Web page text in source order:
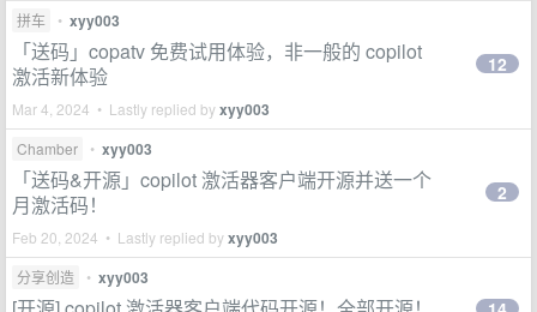
拼车 • xyy003
「送码」copatv 免费试用体验，非一般的 copilot
激活新体验
Mar 4, 2024 • Lastly replied byxyy003
12
Chamber • xyy003
「送码&开源」copilot 激活器客户端开源并送一个
月激活码！
Feb 20, 2024 • Lastly replied byxyy003
2
分享创造 • xyy003